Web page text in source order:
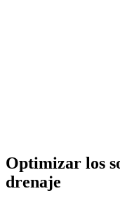
Optimizar los
drenaje